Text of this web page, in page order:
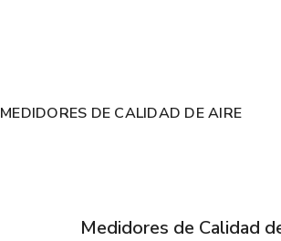
MEDIDORES DE CALIDAD DE AIRE
Medidores de Calidad